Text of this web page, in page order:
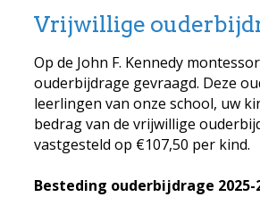
Vrijwillige
Op de John F. Kennedy
ouderbijdrage gevraagd. Deze
leerlingen van onze school, uw
bedrag van de vrijwillige
vastgesteld op €107,50 per kind.
Besteding ouderbijdrage 2025-